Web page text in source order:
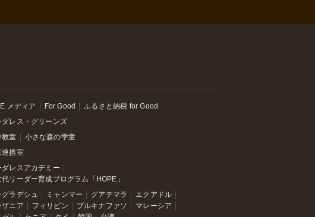
メディア For Good ふるさと納税 for Good
ダレス・グリーンズ
教室 小さな森の学童
連携室
ダレスアカデミー
代リーダー育成プログラム「HOPE」
グラデシュ ミャンマー グアテマラ
エクアドル
ザニア
フィリピン ブルキナファソ
マレーシア